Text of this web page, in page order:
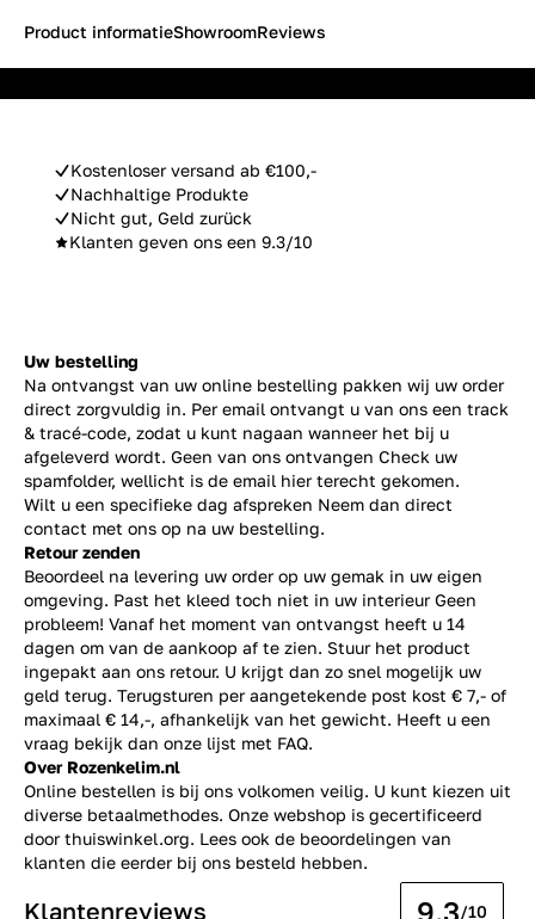
Kostenloser versand ab €100,-
Nachhaltige Produkte
Nicht gut, Geld zurück
Klanten geven ons een 9.3/10
Product informatieShowroomReviews
Uw bestelling
Na ontvangst van uw online bestelling pakken wij uw order
direct zorgvuldig in. Per email ontvangt u van ons een track
& tracé-code, zodat u kunt nagaan wanneer het bij u
afgeleverd wordt. Geen van ons ontvangen Check uw
spamfolder, wellicht is de email hier terecht gekomen.
Wilt u een specifieke dag afspreken Neem dan direct
contact met ons op na uw bestelling.
Retour zenden
Beoordeel na levering uw order op uw gemak in uw eigen
omgeving. Past het kleed toch niet in uw interieur Geen
probleem! Vanaf het moment van ontvangst heeft u 14
dagen om van de aankoop af te zien. Stuur het product
ingepakt aan ons retour. U krijgt dan zo snel mogelijk uw
geld terug. Terugsturen per aangetekende post kost € 7,- of
maximaal € 14,-, afhankelijk van het gewicht. Heeft u een
vraag bekijk dan onze lijst met FAQ.
Over Rozenkelim.nl
Online bestellen is bij ons volkomen veilig. U kunt kiezen uit
diverse betaalmethodes. Onze webshop is gecertificeerd
door thuiswinkel.org. Lees ook de beoordelingen van
klanten die eerder bij ons besteld hebben.
Klantenreviews 9.3/10